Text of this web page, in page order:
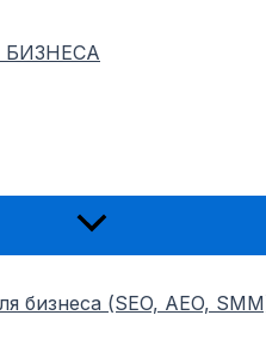
Переключатель
бизнеса (SEO, AEO,